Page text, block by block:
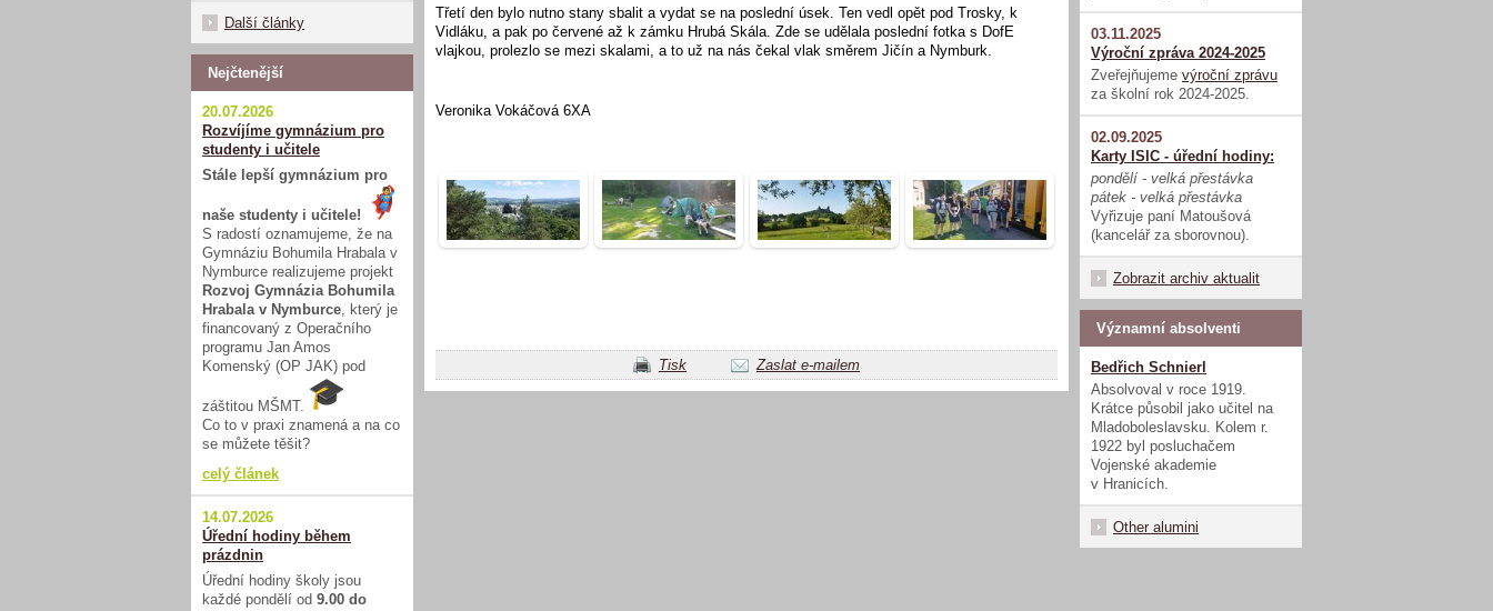
Třetí den bylo nutno stany sbalit a vydat se na poslední úsek. Ten vedl opět pod Trosky, k
Vidláku, a pak po červené až k zámku Hrubá Skála. Zde se udělala poslední fotka s DofE
vlajkou, prolezlo se mezi skalami, a to už na nás čekal vlak směrem Jičín a Nymburk.
Veronika Vokáčová 6XA
Tisk Zaslat e-mailem
03.11.2025
Výroční zpráva 2024-2025
Zveřejňujeme výroční zprávu
za školní rok 2024-2025.
02.09.2025
Karty ISIC - úřední hodiny:
pondělí - velká přestávka
pátek - velká přestávka
Vyřizuje paní Matoušová
(kancelář za sborovnou).
Zobrazit archiv aktualit
Významní absolventi
Bedřich Schnierl
Absolvoval v roce 1919.
Krátce působil jako učitel na
Mladoboleslavsku. Kolem r.
1922 byl posluchačem
Vojenské akademie
v Hranicích.
Other alumini
Další články
Nejčtenější
20.07.2026
Rozvíjíme gymnázium pro
studenty i učitele
Stále lepší gymnázium pro
naše studenty i učitele!
S radostí oznamujeme, že na
Gymnáziu Bohumila Hrabala v
Nymburce realizujeme projekt
Rozvoj Gymnázia Bohumila
Hrabala v Nymburce , který je
financovaný z Operačního
programu Jan Amos
Komenský (OP JAK) pod
záštitou MŠMT.
Co to v praxi znamená a na co
se můžete těšit?
celý článek
14.07.2026
Úřední hodiny během
prázdnin
Úřední hodiny školy jsou
každé pondělí od 9.00 do